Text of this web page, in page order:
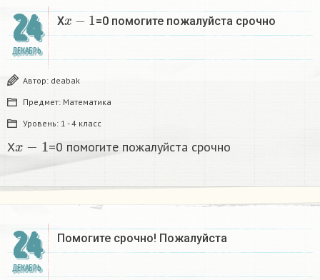
24
ДЕКАБРЬ
X
x−1
=0 помогите пожалуйста срочно
Автор: deabak
Предмет: Математика
Уровень: 1 - 4 класс
X =0 помогите пожалуйста срочно
24
ДЕКАБРЬ
Помогите срочно! Пожалуйста